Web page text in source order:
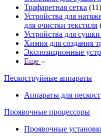
Трафаретная сетка (11)
Устройства для
для очистки текстиля
Устройства для сушки
Химия для создания
Экспозиционные
Еще
Пескоструйные аппараты
Аппараты для
Проявочные процессоры
Проявочные